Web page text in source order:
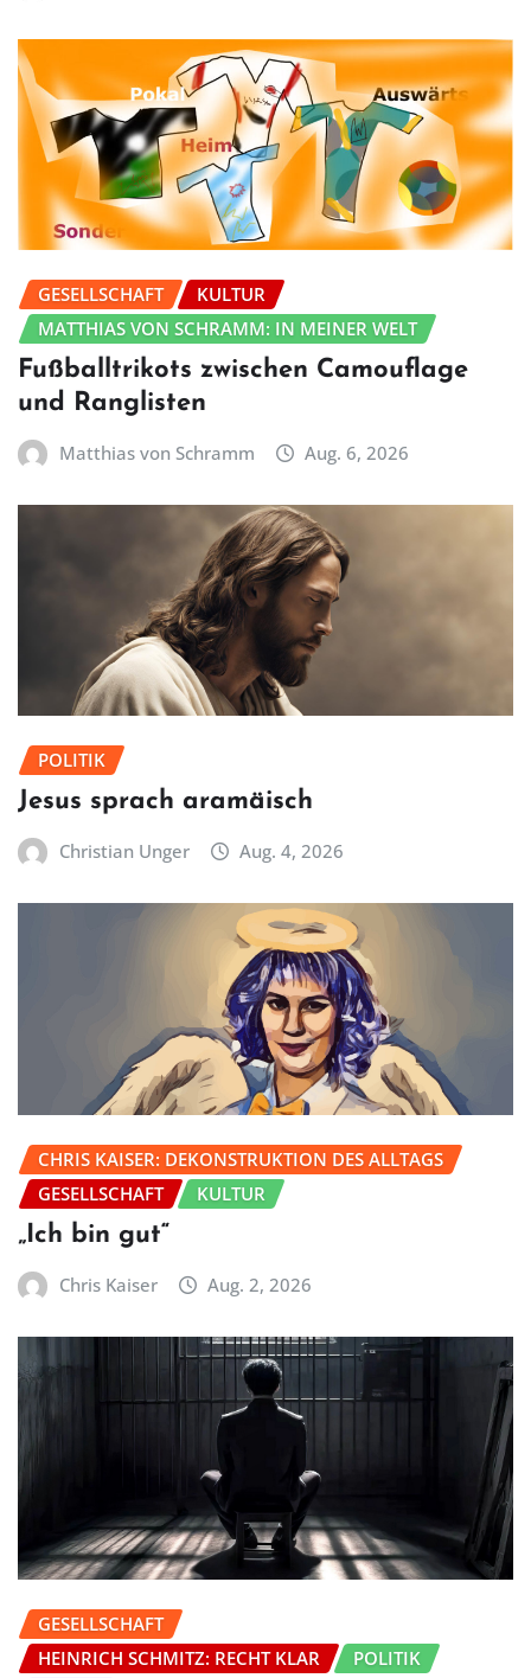
GESELLSCHAFT
KULTUR
MATTHIAS VON SCHRAMM: IN MEINER WELT
Fußballtrikots zwischen Camouflage
und Ranglisten
Matthias von Schramm Aug. 6, 2026
POLITIK
Jesus sprach aramäisch
Christian Unger Aug. 4, 2026
CHRIS KAISER: DEKONSTRUKTION DES ALLTAGS
GESELLSCHAFT
KULTUR
„Ich bin gut“
Chris Kaiser Aug. 2, 2026
GESELLSCHAFT
HEINRICH SCHMITZ: RECHT KLAR
POLITIK